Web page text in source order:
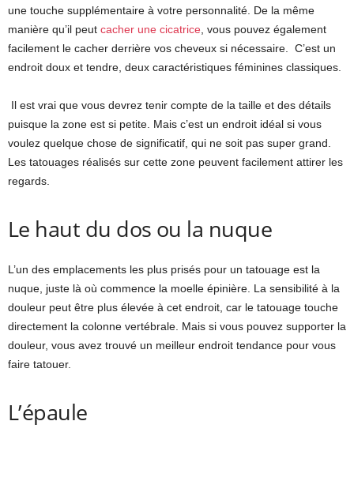
une touche supplémentaire à votre personnalité. De la même
manière qu’il peut cacher une cicatrice, vous pouvez également
facilement le cacher derrière vos cheveux si nécessaire. C’est un
endroit doux et tendre, deux caractéristiques féminines classiques.
Il est vrai que vous devrez tenir compte de la taille et des détails
puisque la zone est si petite. Mais c’est un endroit idéal si vous
voulez quelque chose de significatif, qui ne soit pas super grand.
Les tatouages réalisés sur cette zone peuvent facilement attirer les
regards.
Le haut du dos ou la nuque
L’un des emplacements les plus prisés pour un tatouage est la
nuque, juste là où commence la moelle épinière. La sensibilité à la
douleur peut être plus élevée à cet endroit, car le tatouage touche
directement la colonne vertébrale. Mais si vous pouvez supporter la
douleur, vous avez trouvé un meilleur endroit tendance pour vous
faire tatouer.
L’épaule